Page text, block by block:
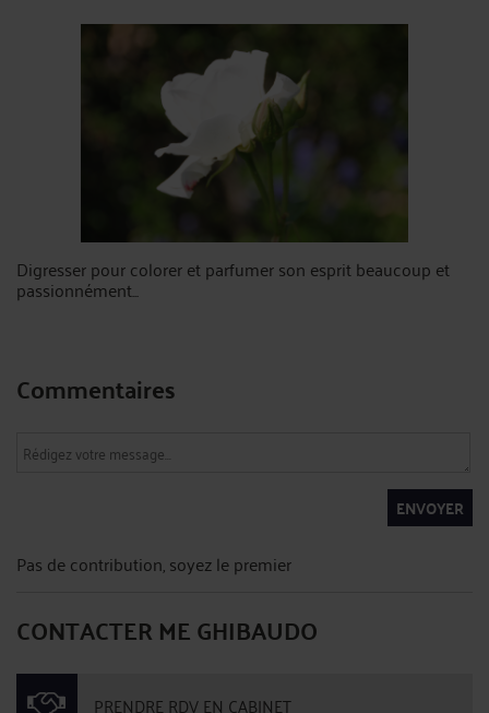
Digresser pour colorer et parfumer son esprit beaucoup et
passionnément...
Commentaires
ENVOYER
Pas de contribution, soyez le premier
CONTACTER ME GHIBAUDO
PRENDRE RDV EN CABINET